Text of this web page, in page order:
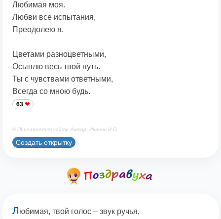
Любимая моя.
Любви все испытания,
Преодолею я.
Цветами разноцветными,
Осыплю весь твой путь.
Ты с чувствами ответными,
Всегда со мною будь.
63
© Принадлежит сайту. Автор: Иванов И.П.
Создать открытку
Любимая, твой голос – звук ручья,